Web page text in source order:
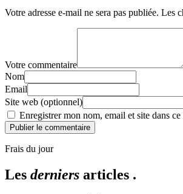
Votre adresse e-mail ne sera pas publiée. Les
Votre commentaire
Nom
Email
Site web (optionnel)
Enregistrer mon nom, email et site dans
Publier le commentaire
Frais du jour
Les derniers articles .